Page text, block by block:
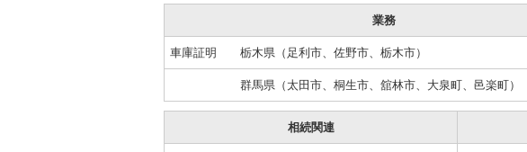
業務
車庫証明 栃木県（足利市、佐野市、栃木市）
群馬県（太田市、桐生市、舘林市、大泉町、邑楽町）
相続関連